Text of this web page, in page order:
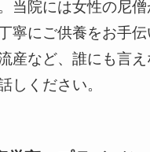
当院には女性の尼
寧にご供養をお手伝
産など、誰にも言え
しください。